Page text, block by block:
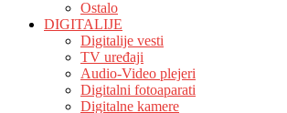
Ostalo
DIGITALIJE
Digitalije vesti
TV uređaji
Audio-Video plejeri
Digitalni fotoaparati
Digitalne kamere